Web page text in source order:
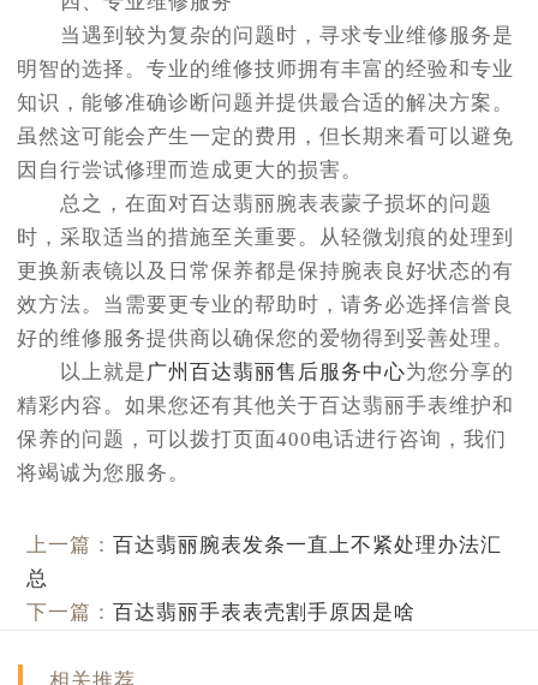
当遇到较为复杂的问题时，寻求专业维修服务是
明智的选择。专业的维修技师拥有丰富的经验和专业
知识，能够准确诊断问题并提供最合适的解决方案。
虽然这可能会产生一定的费用，但长期来看可以避免
因自行尝试修理而造成更大的损害。
总之，在面对百达翡丽腕表表蒙子损坏的问题
时，采取适当的措施至关重要。从轻微划痕的处理到
更换新表镜以及日常保养都是保持腕表良好状态的有
效方法。当需要更专业的帮助时，请务必选择信誉良
好的维修服务提供商以确保您的爱物得到妥善处理。
以上就是广州百达翡丽售后服务中心为您分享的
精彩内容。如果您还有其他关于百达翡丽手表维护和
保养的问题，可以拨打页面400电话进行咨询，我们
将竭诚为您服务。
上一篇：百达翡丽腕表发条一直上不紧处理办法汇
总
下一篇：百达翡丽手表表壳割手原因是啥